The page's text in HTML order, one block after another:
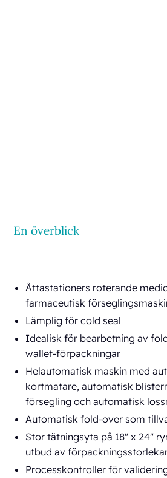
En överblick
Åttastationers roterande
farmaceutisk
Lämplig för cold seal
Idealisk för bearbetning av
wallet-förpackningar
Helautomatisk maskin med
kortmatare, automatisk
försegling och automatisk
Automatisk fold-over som
Stor tätningsyta på 18" x 24"
utbud av
Processkontroller för